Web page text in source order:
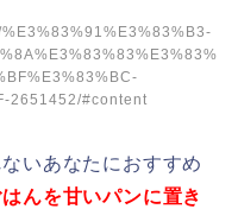
2651452/#content
いあなたにおすすめ
んを甘いパンに置き